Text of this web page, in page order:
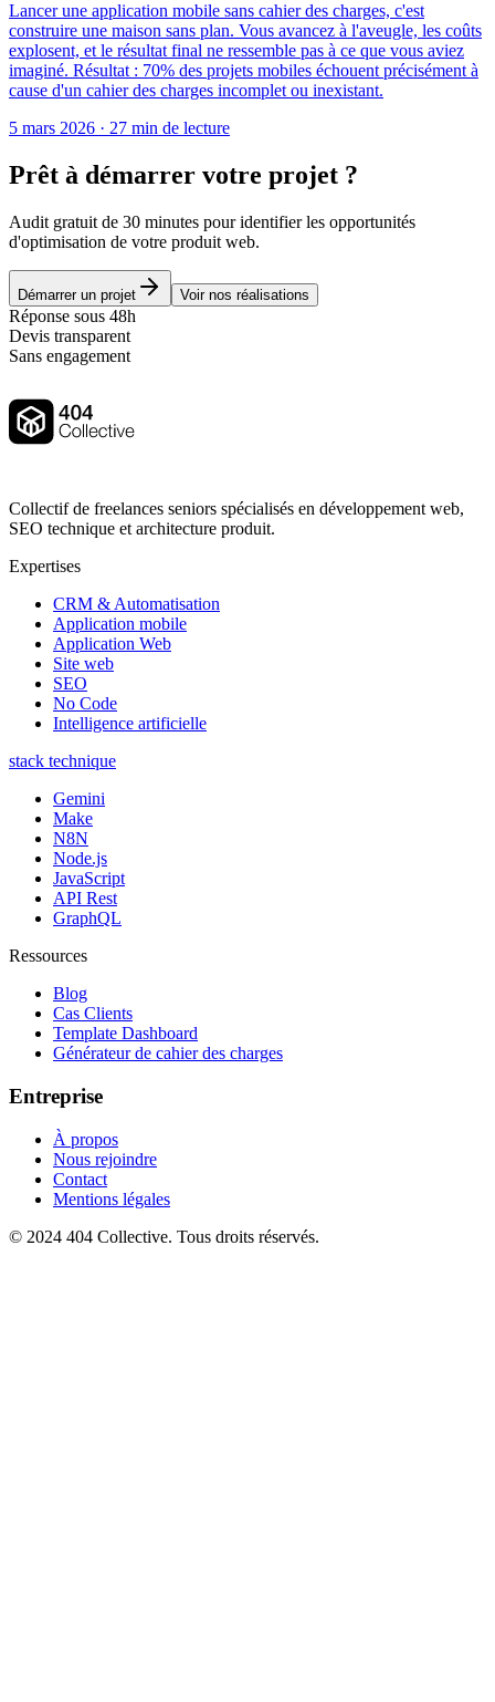
Lancer une application mobile sans cahier des charges, c'est
construire une maison sans plan. Vous avancez à l'aveugle, les coûts
explosent, et le résultat final ne ressemble pas à ce que vous aviez
imaginé. Résultat : 70% des projets mobiles échouent précisément à
cause d'un cahier des charges incomplet ou inexistant.
5 mars 2026 · 27 min de lecture
Prêt à démarrer votre projet ?
Audit gratuit de 30 minutes pour identifier les opportunités
d'optimisation de votre produit web.
Démarrer un projet Voir nos réalisations
Réponse sous 48h
Devis transparent
Sans engagement
Collectif de freelances seniors spécialisés en développement web,
SEO technique et architecture produit.
Expertises
CRM & Automatisation
Application mobile
Application Web
Site web
SEO
No Code
Intelligence artificielle
stack technique
Gemini
Make
N8N
Node.js
JavaScript
API Rest
GraphQL
Ressources
Blog
Cas Clients
Template Dashboard
Générateur de cahier des charges
Entreprise
À propos
Nous rejoindre
Contact
Mentions légales
© 2024 404 Collective. Tous droits réservés.